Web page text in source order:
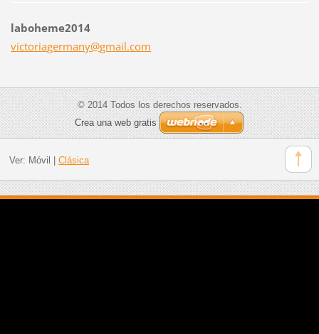
laboheme2014
victoriagermany@gmail.com
© 2014 Todos los derechos reservados.
Crea una web gratis
Ver: Móvil | Clásica